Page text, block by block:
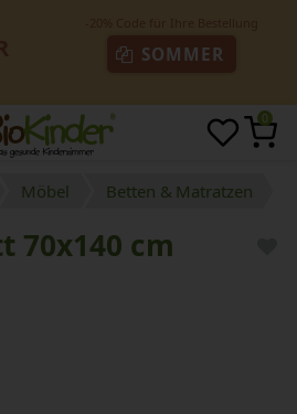
SOMMER
0
Möbel Betten & Matratzen
70x140 cm